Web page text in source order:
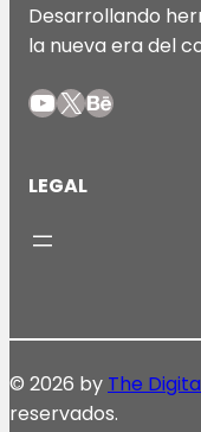
Desarrollando
la nueva era del
YouTube X Behance
LEGAL
© 2026 by The
reservados.